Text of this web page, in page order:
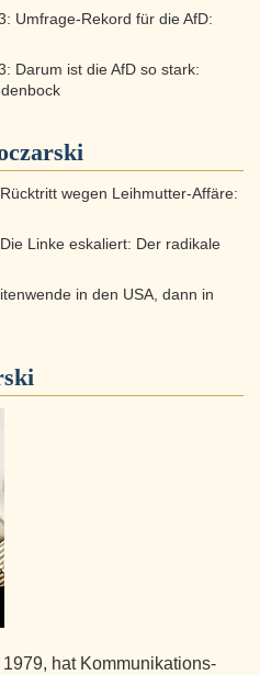
Umfrage-Rekord für die AfD:
Darum ist die AfD so stark:
wegen Leihmutter-Affäre:
Linke eskaliert: Der radikale
in den USA, dann in
hat Kommunikations-